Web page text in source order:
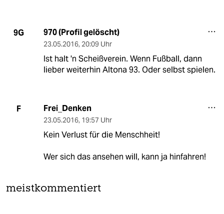
9G 970 (Profil gelöscht)
23.05.2016, 20:09 Uhr
Ist halt 'n Scheißverein. Wenn Fußball, dann
lieber weiterhin Altona 93. Oder selbst spielen.
F Frei_Denken
23.05.2016, 19:57 Uhr
Kein Verlust für die Menschheit!
Wer sich das ansehen will, kann ja hinfahren!
meistkommentiert